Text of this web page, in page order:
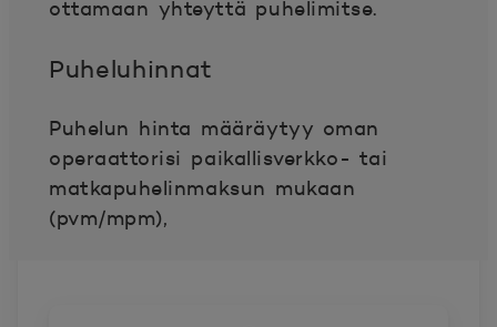
ottamaan yhteyttä puhelimitse.
Puheluhinnat
Puhelun hinta määräytyy oman
operaattorisi paikallisverkko- tai
matkapuhelinmaksun mukaan
(pvm/mpm),